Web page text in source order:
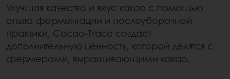
Улучшая качество и вкус какао с помощью
опыта ферментации и послеуборочной
практики, Cacao-Trace создает
дополнительную ценность, которой делятся с
фермерами, выращивающими какао.